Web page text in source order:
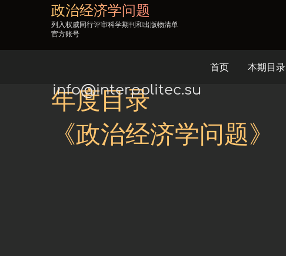
政治经济学问题
列入权威同行评审科学期刊和出版物清单
官方账号
info@interpolitec.su
首页 本期目录
年度目录
《政治经济学问题》